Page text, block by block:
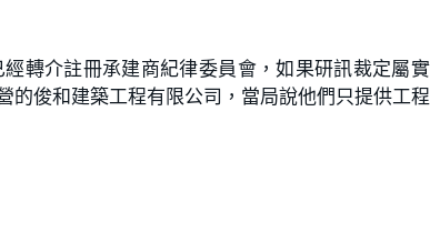
轉介註冊承建商紀律委員會，如果研訊裁定屬
俊和建築工程有限公司，當局說他們只提供工